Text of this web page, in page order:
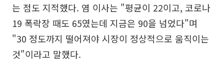
는 점도 지적했다. 염 이사는 "평균이 22이고, 코로나
19 폭락장 때도 65였는데 지금은 90을 넘었다"며
"30 정도까지 떨어져야 시장이 정상적으로 움직이는
것"이라고 말했다.